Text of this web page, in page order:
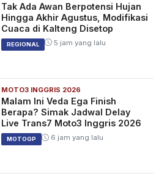
Tak Ada Awan Berpotensi Hujan
Hingga Akhir Agustus, Modifikasi
Cuaca di Kalteng Disetop
REGIONAL 5 jam yang lalu
MOTO3 INGGRIS 2026
Malam Ini Veda Ega Finish
Berapa? Simak Jadwal Delay
Live Trans7 Moto3 Inggris 2026
MOTOGP 6 jam yang lalu